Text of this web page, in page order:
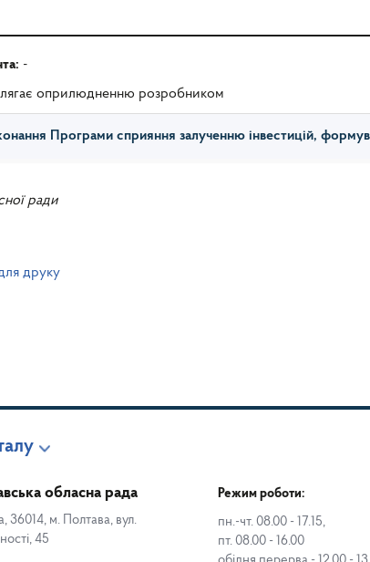
-
оприлюдненню розробником
Програми сприяння залученню інвестицій,
ради
друку
обласна рада
36014, м. Полтава, вул.
45
Режим роботи:
пн.-чт. 08.00 - 17.15,
пт. 08.00 - 16.00